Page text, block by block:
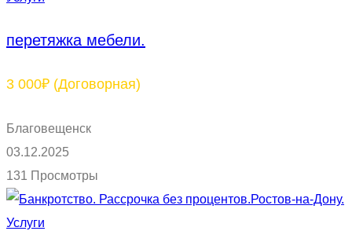
перетяжка мебели.
3 000₽ (Договорная)
Благовещенск
03.12.2025
131 Просмотры
Услуги